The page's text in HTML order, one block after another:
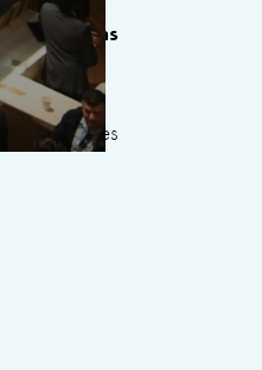
sessions
et
communes